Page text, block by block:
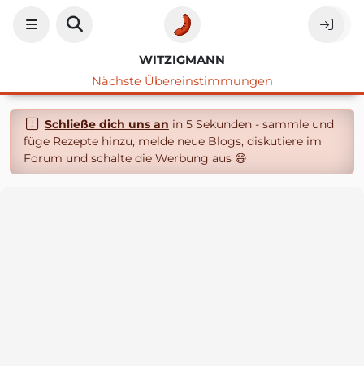
WITZIGMANN
Nächste Übereinstimmungen
Schließe dich uns an in 5 Sekunden - sammle und
füge Rezepte hinzu, melde neue Blogs, diskutiere im
Forum und schalte die Werbung aus 😄